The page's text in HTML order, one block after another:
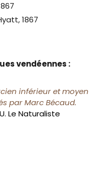
1867
vendéennes :
inférieur et moyen
par Marc Bécaud.
Le Naturaliste